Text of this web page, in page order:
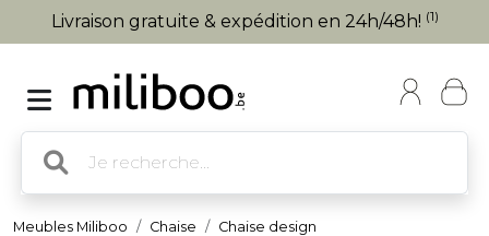
Livraison gratuite & expédition en 24h/48h! (1)
Meubles Miliboo Chaise
Chaise design